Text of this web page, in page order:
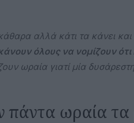
αλλά κάτι τα κάνει και
όλους να νομίζουν ότι
ωραία γιατί μία
πάντα ωραία